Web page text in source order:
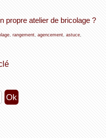
propre atelier de bricolage ?
, rangement, agencement, astuce,